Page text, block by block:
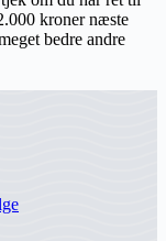
kroner næste
bedre andre